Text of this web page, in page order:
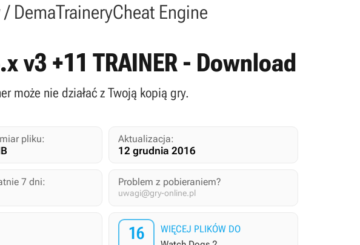
/ DemaTraineryCheat Engine
v3 +11 TRAINER - Download
może nie działać z Twoją kopią gry.
pliku: Aktualizacja:
12 grudnia 2016
7 dni: Problem z pobieraniem?
uwagi@gry-online.pl
16 WIĘCEJ PLIKÓW DO